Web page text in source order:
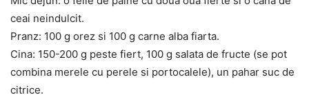
ceai neindulcit.
Pranz: 100 g orez si 100 g carne alba fiarta.
Cina: 150-200 g peste fiert, 100 g salata de fructe (se pot
combina merele cu perele si portocalele), un pahar suc de
citrice.